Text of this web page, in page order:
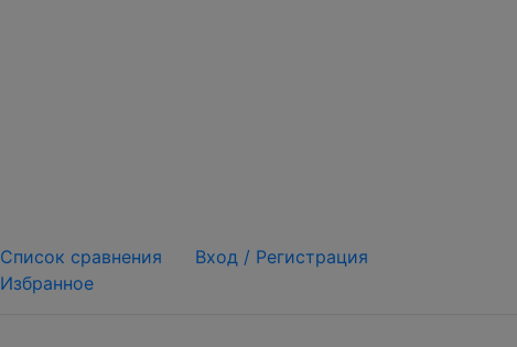
Список сравнения
Избранное
Вход / Регистрация